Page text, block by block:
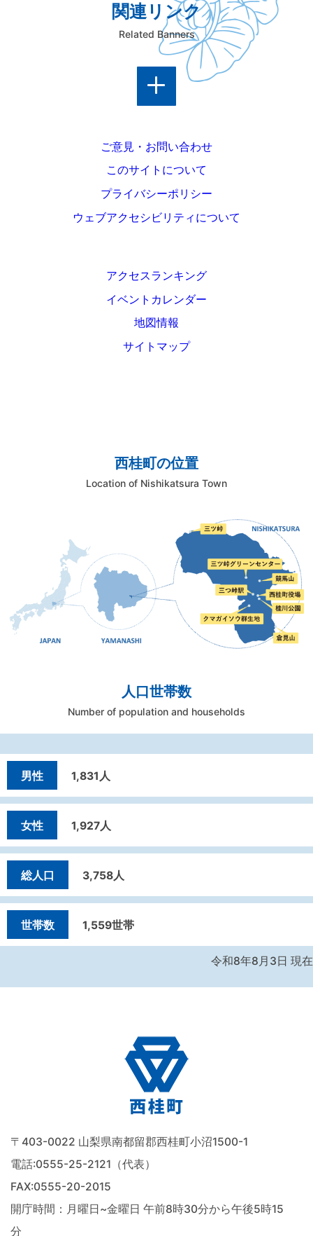
関連リンク
Related Banners
ご意見・お問い合わせ
このサイトについて
プライバシーポリシー
ウェブアクセシビリティについて
アクセスランキング
イベントカレンダー
地図情報
サイトマップ
西桂町の位置
Location of Nishikatsura Town
人口世帯数
Number of population and households
男性 1,831人
女性 1,927人
総人口 3,758人
世帯数 1,559世帯
令和8年8月3日 現在
〒403-0022 山梨県南都留郡西桂町小沼1500-1
電話:0555-25-2121（代表）
FAX:0555-20-2015
開庁時間：月曜日~金曜日 午前8時30分から午後5時15
分